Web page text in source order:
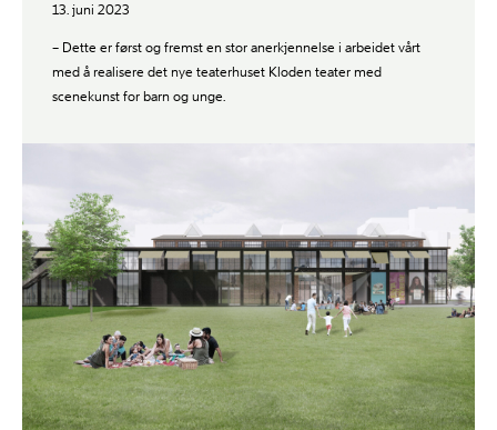
13. juni 2023
– Dette er først og fremst en stor anerkjennelse i arbeidet vårt
med å realisere det nye teaterhuset Kloden teater med
scenekunst for barn og unge.